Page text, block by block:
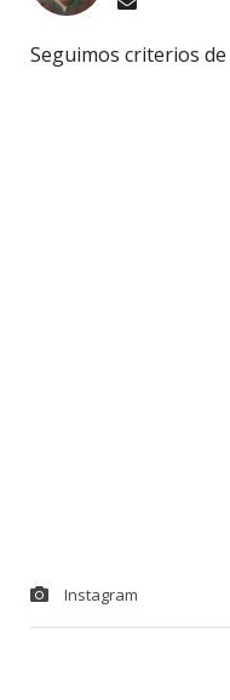
Seguimos criterios de
Instagram